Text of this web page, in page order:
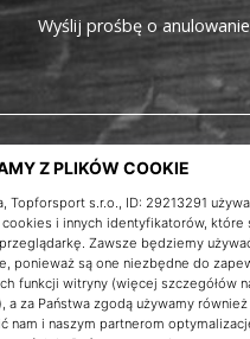
klienta
Wyślij prośbę o anulowanie